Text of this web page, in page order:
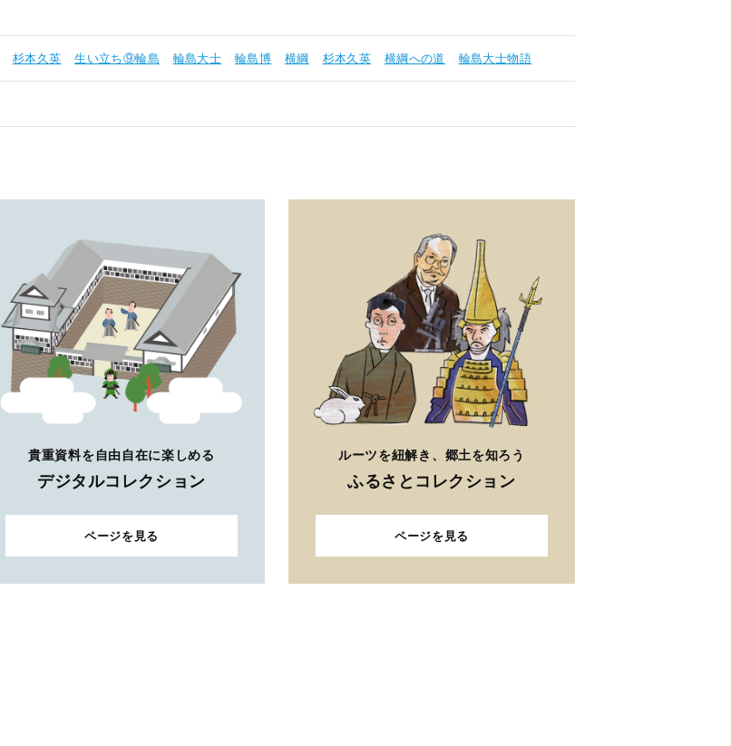
杉本久英 生い立ち⑨輪島 輪島大士 輪島博 横綱 杉本久英 横綱への道 輪島大士物語
貴重資料を自由自在に楽しめる
デジタルコレクション
ページを見る
ルーツを紐解き、郷土を知ろう
ふるさとコレクション
ページを見る